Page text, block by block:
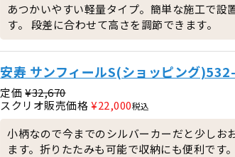
あつかいやすい軽量タイプ。簡単な施工で
す。 段差に合わせて高さを調節できます。
安寿 サンフィールS(ショッピング
定価 ¥32,670
スクリオ販売価格 ¥22,000税込
小柄なので今までのシルバーカーだと少しお
ます。折りたたみも可能で収納にも便利です。